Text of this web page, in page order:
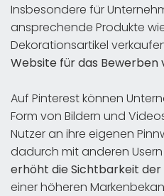
Insbesondere für
ansprechende Produkte
Dekorationsartikel
Website für das Bewerben
Auf Pinterest können
Form von Bildern und
Nutzer an ihre eigenen
dadurch mit anderen
erhöht die Sichtbarkeit
einer höheren